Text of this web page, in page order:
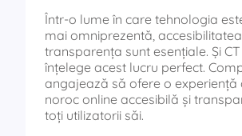
Într-o lume în care tehnologia
mai omniprezentă,
transparența sunt esențiale. Și
înțelege acest lucru perfect.
angajează să ofere o experiență
noroc online accesibilă și
toți utilizatorii săi.